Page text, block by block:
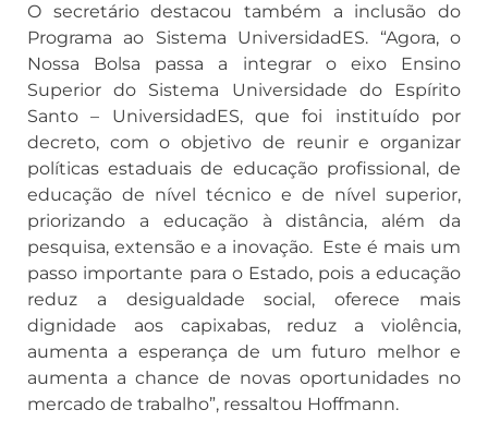
O secretário destacou também a inclusão do
Programa ao Sistema UniversidadES. “Agora, o
Nossa Bolsa passa a integrar o eixo Ensino
Superior do Sistema Universidade do Espírito
Santo – UniversidadES, que foi instituído por
decreto, com o objetivo de reunir e organizar
políticas estaduais de educação profissional, de
educação de nível técnico e de nível superior,
priorizando a educação à distância, além da
pesquisa, extensão e a inovação. Este é mais um
passo importante para o Estado, pois a educação
reduz a desigualdade social, oferece mais
dignidade aos capixabas, reduz a violência,
aumenta a esperança de um futuro melhor e
aumenta a chance de novas oportunidades no
mercado de trabalho”, ressaltou Hoffmann.